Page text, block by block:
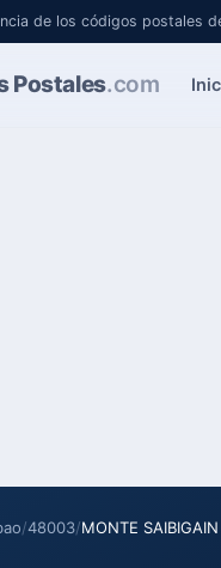
de los códigos postales
Postales.com
/48003/MONTE SAIBIGAIN